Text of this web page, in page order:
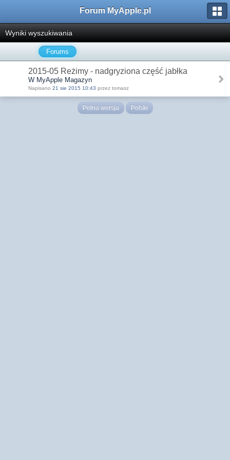
Forum MyApple.pl
Wyniki wyszukiwania
Forums
2015-05 Reżimy - nadgryziona część jabłka
W MyApple Magazyn
Napisano 21 sie 2015 10:43 przez tomasz
Pełna wersja Polski